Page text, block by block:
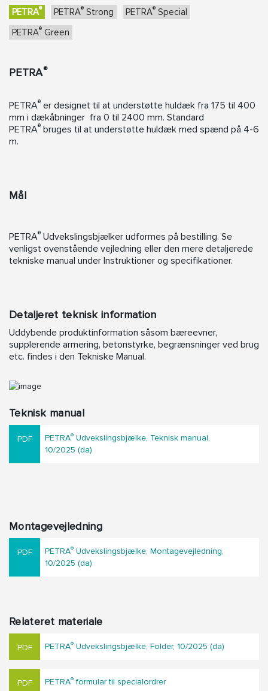
PETRA® PETRA® Strong PETRA® Special
PETRA® Green
PETRA®
PETRA® er designet til at understøtte huldæk fra 175 til 400
mm i dækåbninger fra 0 til 2400 mm. Standard
PETRA® bruges til at understøtte huldæk med spænd på 4-6
m.
Mål
PETRA® Udvekslingsbjælker udformes på bestilling. Se
venligst ovenstående vejledning eller den mere detaljerede
tekniske manual under Instruktioner og specifikationer.
Detaljeret teknisk information
Uddybende produktinformation såsom bæreevner,
supplerende armering, betonstyrke, begrænsninger ved brug
etc. findes i den Tekniske Manual.
Teknisk manual
PETRA® Udvekslingsbjælke, Teknisk manual,
10/2025 (da)
Montagevejledning
PETRA® Udvekslingsbjælke, Montagevejledning,
10/2025 (da)
Relateret materiale
PETRA® Udvekslingsbjælke, Folder, 10/2025 (da)
PETRA® formular til specialordrer